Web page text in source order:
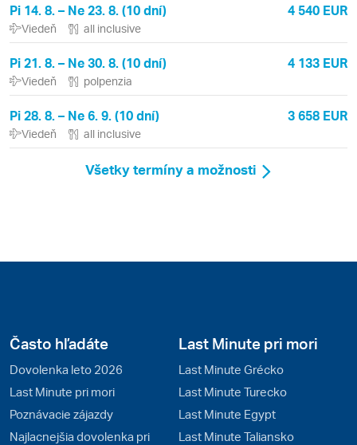
Pi 14. 8. – Ne 23. 8. (10 dní) 4 540 EUR
Viedeň all inclusive
Pi 21. 8. – Ne 30. 8. (10 dní) 4 133 EUR
Viedeň polpenzia
Pi 28. 8. – Ne 6. 9. (10 dní) 3 658 EUR
Viedeň all inclusive
Všetky termíny a možnosti
Často hľadáte
Dovolenka leto 2026
Last Minute pri mori
Poznávacie zájazdy
Najlacnejšia dovolenka pri
Last Minute pri mori
Last Minute Grécko
Last Minute Turecko
Last Minute Egypt
Last Minute Taliansko